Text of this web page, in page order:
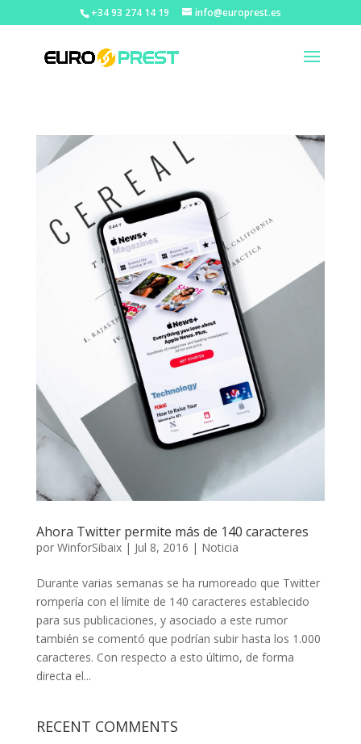
+34 93 274 14 19 info@europrest.es
Ahora Twitter permite más de 140 caracteres
por WinforSibaix| Jul 8, 2016 | Noticia
Durante varias semanas se ha rumoreado que Twitter
rompería con el límite de 140 caracteres establecido
para sus publicaciones, y asociado a este rumor
también se comentó que podrían subir hasta los 1.000
caracteres. Con respecto a esto último, de forma
directa el...
RECENT COMMENTS